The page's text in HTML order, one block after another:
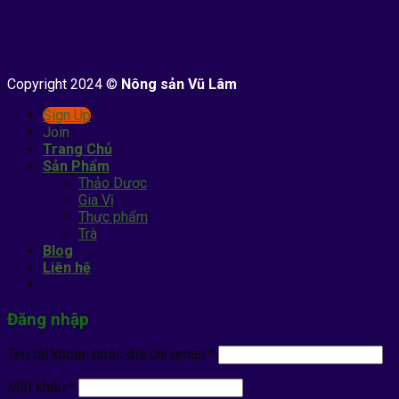
Copyright 2024 © Nông sản Vũ Lâm
Sign Up
Join
Trang Chủ
Sản Phẩm
Thảo Dược
Gia Vị
Thực phẩm
Trà
Blog
Liên hệ
Đăng nhập
Tên tài khoản hoặc địa chỉ email *
Mật khẩu *